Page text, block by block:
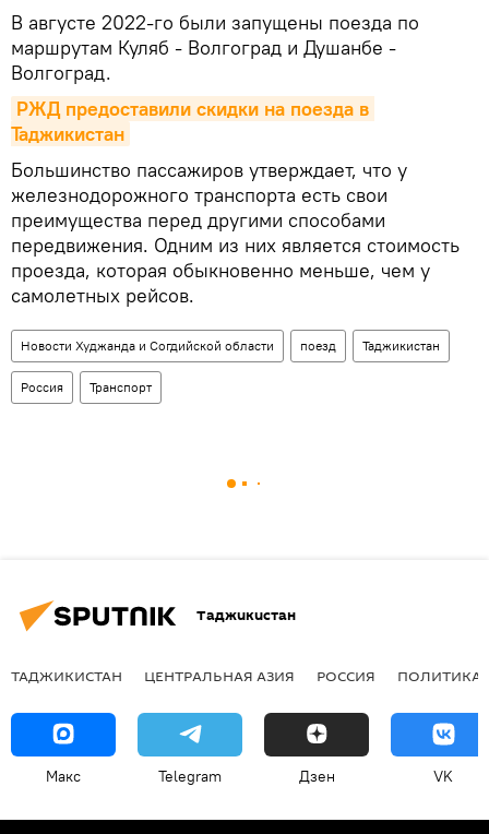
В августе 2022-го были запущены поезда по
маршрутам Куляб - Волгоград и Душанбе -
Волгоград.
РЖД предоставили скидки на поезда в
Таджикистан
Большинство пассажиров утверждает, что у
железнодорожного транспорта есть свои
преимущества перед другими способами
передвижения. Одним из них является стоимость
проезда, которая обыкновенно меньше, чем у
самолетных рейсов.
Новости Худжанда и Согдийской области поезд Таджикистан
Россия Транспорт
Таджикистан
ТАДЖИКИСТАН ЦЕНТРАЛЬНАЯ АЗИЯ РОССИЯ ПОЛИТИКА
Макс Telegram Дзен VK